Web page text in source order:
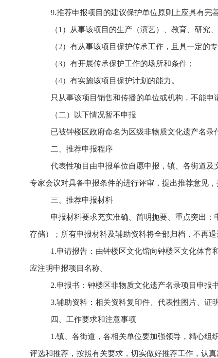
9.推荐申报项目的建议保护单位原则上应具有完
（1） 从事该项目的生产（演艺）、教育、研究
（2）有从事该项目保护传承工作，且具一定的
（3）有开展传承保护工作的场所和条件；
（4）有实施该项目保护计划的能力。
只从事该项目销售和传播的单位或机构，不能申
（二）以下情况暂不申报
已被钟楼区政府命名为区级非物质文化遗产名录
二 、推荐申报程序
代表性项目由申报单位自愿申报，镇、各街道
专家会议对具备申报条件的进行评审，提出推荐意见
三 、推荐申报材料
申报材料要求充实准确、简明扼要、重点突出；
存储） ； 所有申报材料及辅助资料将全部归档，不再
1.申请报告：由钟楼区文化馆向钟楼区文化体育
应注明申报项目名称。
2.申报书：钟楼区非物质文化遗产名录项目申报
3.辅助资料：相关资料复印件、代表性图片、证
四、工作要求和注意事项
1.镇、各街道，各相关单位要加强领导，精心组
评选和推荐，按照有关要求，切实做好推荐工作，认